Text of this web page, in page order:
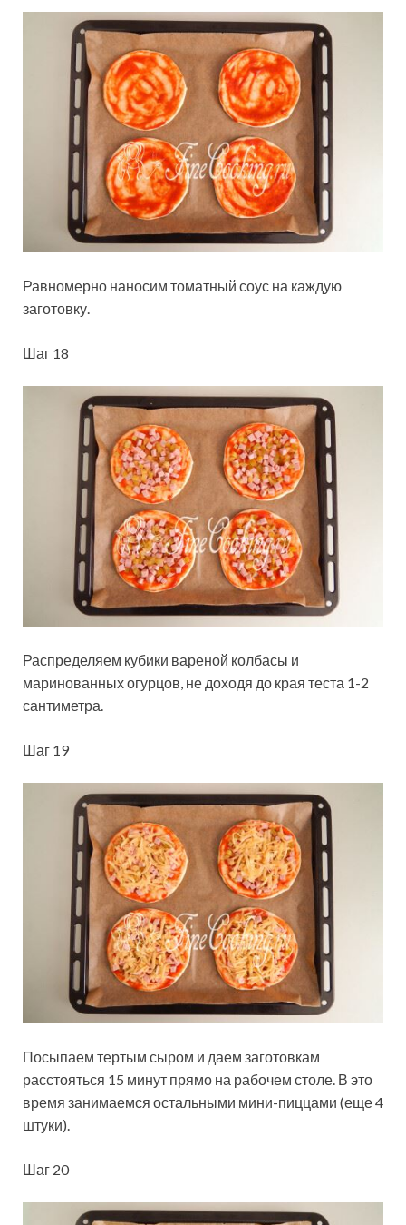
Равномерно наносим томатный соус на каждую
заготовку.
Шаг 18
Распределяем кубики вареной колбасы и
маринованных огурцов, не доходя до края теста 1-2
сантиметра.
Шаг 19
Посыпаем тертым сыром и даем заготовкам
расстояться 15 минут прямо на рабочем столе. В это
время занимаемся остальными мини-пиццами (еще 4
штуки).
Шаг 20